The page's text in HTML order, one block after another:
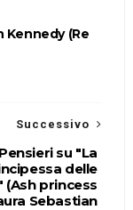
Kennedy (Re
Successivo
Pensieri su "La
delle
(Ash princess
Sebastian